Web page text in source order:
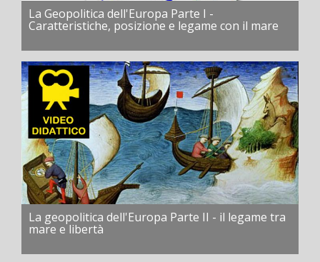
La Geopolitica dell'Europa Parte I -
Caratteristiche, posizione e legame con il mare
La geopolitica dell'Europa Parte II - il legame tra
mare e libertà